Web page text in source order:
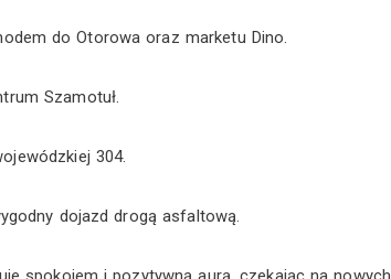
do Otorowa oraz marketu Dino.
Szamotuł.
304.
dojazd drogą asfaltową.